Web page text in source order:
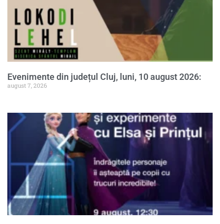
Evenimente din județul Cluj, luni, 10 august 2026:
august 7, 2026